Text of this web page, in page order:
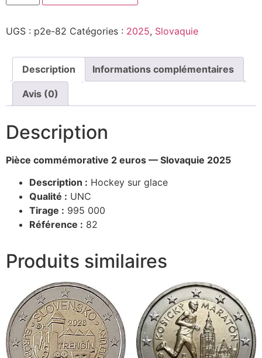
UGS : p2e-82 Catégories : 2025, Slovaquie
Description Informations complémentaires
Avis (0)
Description
Pièce commémorative 2 euros — Slovaquie 2025
Description : Hockey sur glace
Qualité : UNC
Tirage : 995 000
Référence : 82
Produits similaires